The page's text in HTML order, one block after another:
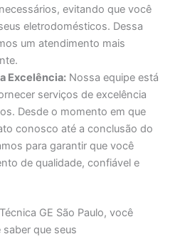
evitando que você
eletrodomésticos. Dessa
um atendimento mais
Excelência: Nossa equipe está
serviços de excelência
Desde o momento em que
conosco até a conclusão do
para garantir que você
de qualidade, confiável e
GE São Paulo, você
que seus